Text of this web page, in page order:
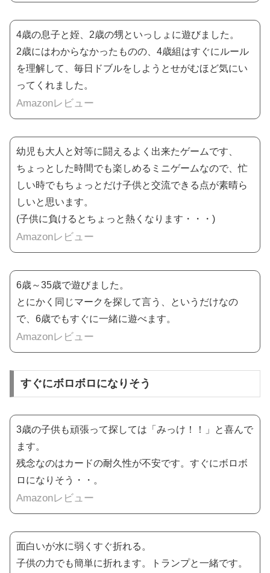
4歳の息子と姪、2歳の甥といっしょに遊びました。
2歳にはわからなかったものの、4歳組はすぐにルール
を理解して、毎日ドブルをしようとせがむほど気にい
ってくれました。
Amazonレビュー
幼児も大人と対等に闘えるよく出来たゲームです、
ちょっとした時間でも楽しめるミニゲームなので、忙
しい時でもちょっとだけ子供と交流できる点が素晴ら
しいと思います。
(子供に負けるとちょっと熱くなります・・・)
Amazonレビュー
6歳～35歳で遊びました。
とにかく同じマークを探して言う、というだけなの
で、6歳でもすぐに一緒に遊べます。
Amazonレビュー
すぐにボロボロになりそう
3歳の子供も頑張って探しては「みっけ！！」と喜んで
ます。
残念なのはカードの耐久性が不安です。すぐにボロボ
ロになりそう・・。
Amazonレビュー
面白いが水に弱くすぐ折れる。
子供の力でも簡単に折れます。トランプと一緒です。